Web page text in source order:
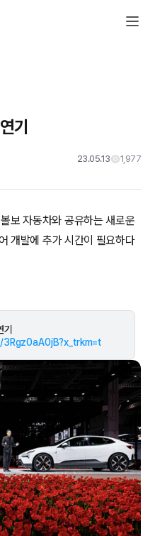
기
23.05.13 1,977
보 자동차와 공유하는 새로운
개발에 추가 시간이 필요하다